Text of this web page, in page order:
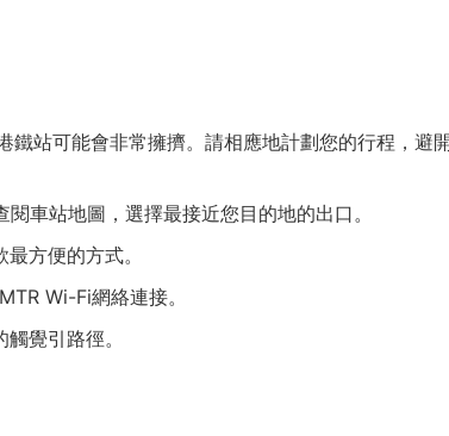
站可能會非常擁擠。請相應地計劃您的行程，避
車站地圖，選擇最接近您目的地的出口。
方便的方式。
Wi-Fi網絡連接。
覺引路徑。